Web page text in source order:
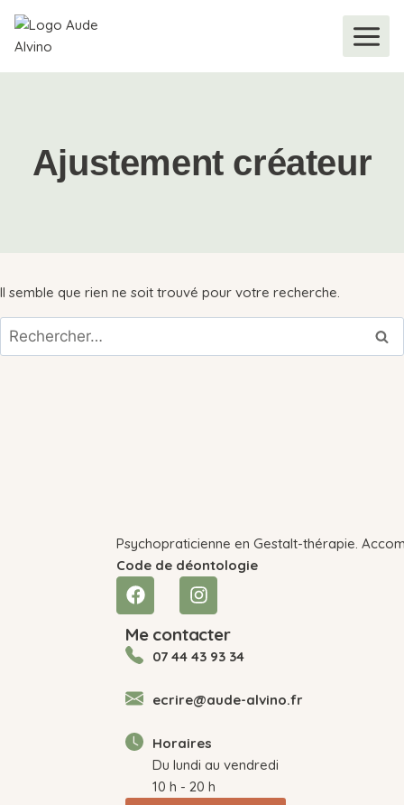
Ajustement créateur
Il semble que rien ne soit trouvé pour votre recherche.
Psychopraticienne en Gestalt-thérapie.
Code de déontologie
Me contacter
07 44 43 93 34
ecrire@aude-alvino.fr
Horaires
Du lundi au vendredi
10 h - 20 h